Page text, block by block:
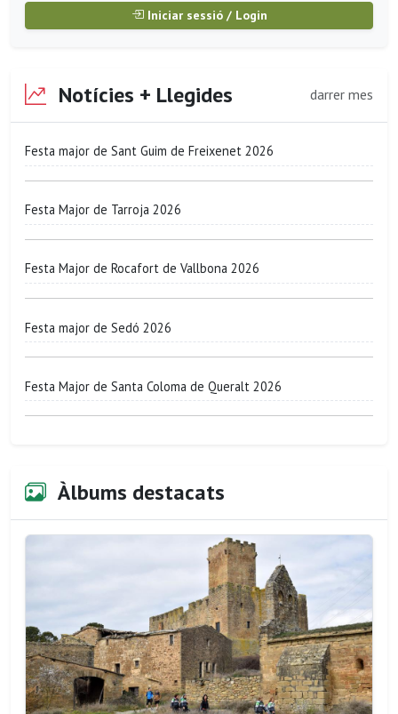
Iniciar sessió / Login
Notícies + Llegides darrer mes
Festa major de Sant Guim de Freixenet 2026
Festa Major de Tarroja 2026
Festa Major de Rocafort de Vallbona 2026
Festa major de Sedó 2026
Festa Major de Santa Coloma de Queralt 2026
Àlbums destacats